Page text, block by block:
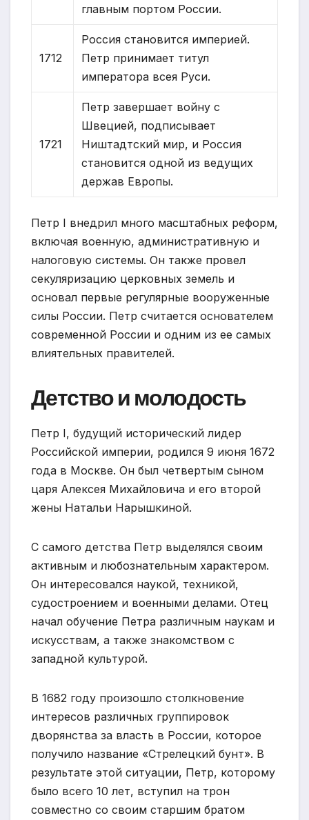
главным портом России.
1712
Россия становится империей.
Петр принимает титул
императора всея Руси.
1721
Петр завершает войну с
Швецией, подписывает
Ништадтский мир, и Россия
становится одной из ведущих
держав Европы.
Петр I внедрил много масштабных реформ,
включая военную, административную и
налоговую системы. Он также провел
секуляризацию церковных земель и
основал первые регулярные вооруженные
силы России. Петр считается основателем
современной России и одним из ее самых
влиятельных правителей.
Детство и молодость
Петр I, будущий исторический лидер
Российской империи, родился 9 июня 1672
года в Москве. Он был четвертым сыном
царя Алексея Михайловича и его второй
жены Натальи Нарышкиной.
С самого детства Петр выделялся своим
активным и любознательным характером.
Он интересовался наукой, техникой,
судостроением и военными делами. Отец
начал обучение Петра различным наукам и
искусствам, а также знакомством с
западной культурой.
В 1682 году произошло столкновение
интересов различных группировок
дворянства за власть в России, которое
получило название «Стрелецкий бунт». В
результате этой ситуации, Петр, которому
было всего 10 лет, вступил на трон
совместно со своим старшим братом